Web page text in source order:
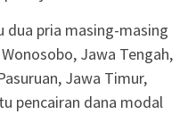
dua pria masing-masing
Jawa Tengah,
Jawa Timur,
pencairan dana modal